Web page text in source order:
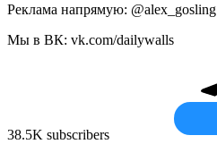
Реклама напрямую: @alex_gosling
Мы в ВК: vk.com/dailywalls
38.5K subscribers